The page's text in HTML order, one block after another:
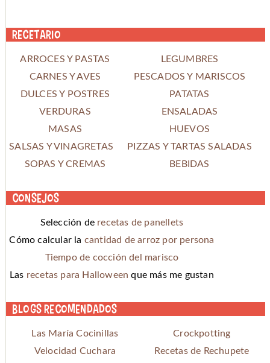
Recetario
ARROCES Y PASTAS
LEGUMBRES
CARNES Y AVES
PESCADOS Y MARISCOS
DULCES Y POSTRES
PATATAS
VERDURAS
ENSALADAS
MASAS
HUEVOS
SALSAS Y VINAGRETAS
PIZZAS Y TARTAS SALADAS
SOPAS Y CREMAS
BEBIDAS
Consejos
Selección de recetas de panellets
Cómo calcular la cantidad de arroz por persona
Tiempo de cocción del marisco
Las recetas para Halloween que más me gustan
Blogs recomendados
Las María Cocinillas
Crockpotting
Velocidad Cuchara
Recetas de Rechupete